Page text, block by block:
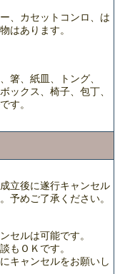
、カセットコンロ、は
はあります。
箸、紙皿、トング、
ックス、椅子、包丁、
す。
立後に遂行キャンセル
予めご了承ください。
セルは可能です。
もＯＫです。
キャンセルをお願いし